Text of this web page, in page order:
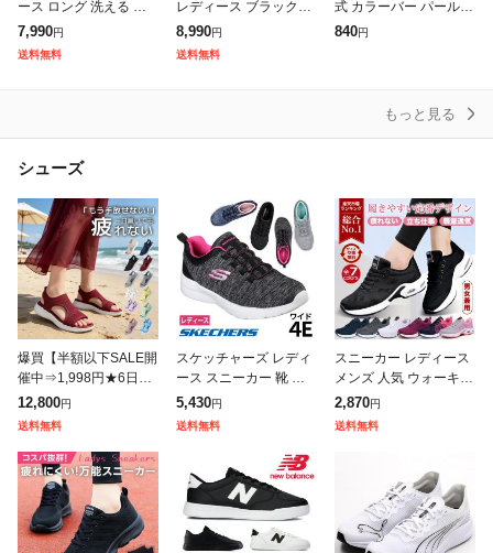
ース ロング 洗える ブ
ラックフォーマル 体型
カバー 礼服 夏用にも
7,990円
送料無料
レディース ブラックフ
ォーマル 大きいサイズ
ワンピース オールシー
8,990円
送料無料
式 カラーバー パール
襟飾り レディース シン
840円
もっと見る
シューズ
爆買【半額以下SALE開
催中⇒1,998円★6日23:
59迄】 夏新作 送料無料
サンダル 厚底 レディー
12,800円
送料無料
スケッチャーズ レディ
ース スニーカー 靴 ダ
イナマイト 2.0 イン ア
フラッシュ 12965W ワ
5,430円
送料無料
スニーカー レディース
メンズ 人気 ウォーキン
グシューズ ランニング
シューズ 男女兼用 ジョ
2,870円
送料無料